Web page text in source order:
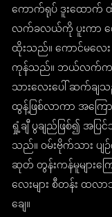
ကောက်ရုပ် ဒူးထော
လက်ခလယ်ကို ပူးကာ စေ
ထိုးသည်။ ကောင်မလေး
ကုန်သည်။ ဘယ်လက်ကလ
သားလေးပေါ် ဆက်ခ
ထွန့်ဖြစ်လာကာ အကြ
ရှုံ့ချီ ပွချည်ဖြစ်၍ အ
သည်။ ဝမ်းဗိုက်သား ပ
ဆုတ် တွန်းကန်မူများ
လေးများ စီတန်း ထ
ချေ။